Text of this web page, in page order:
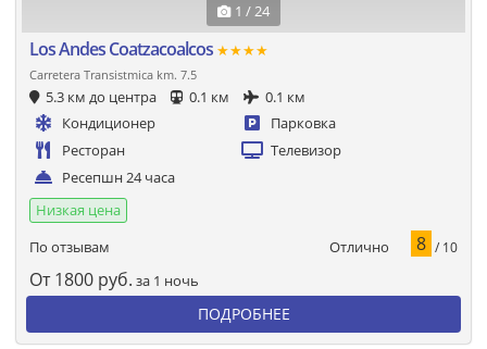
1 / 24
Los Andes Coatzacoalcos ★★★★
Carretera Transistmica km. 7.5
5.3 км до центра 0.1 км
0.1 км
Кондиционер
Парковка
Ресторан
Телевизор
Ресепшн 24 часа
Низкая цена
По отзывам
Отлично 8 / 10
От 1800 руб. за 1 ночь
ПОДРОБНЕЕ